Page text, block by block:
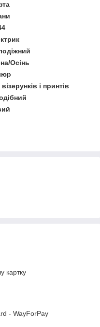
Осінь
і принтів
картку
- WayForPay